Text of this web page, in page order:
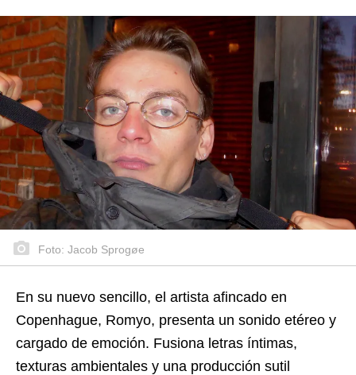
Foto: Jacob Sprogøe
En su nuevo sencillo, el artista afincado en
Copenhague, Romyo, presenta un sonido etéreo y
cargado de emoción. Fusiona letras íntimas,
texturas ambientales y una producción sutil